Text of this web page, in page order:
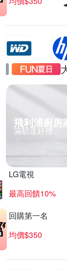
飛利浦廚房
滿額送好禮
LG電視
最高回饋10%
回購第一名
均價$350